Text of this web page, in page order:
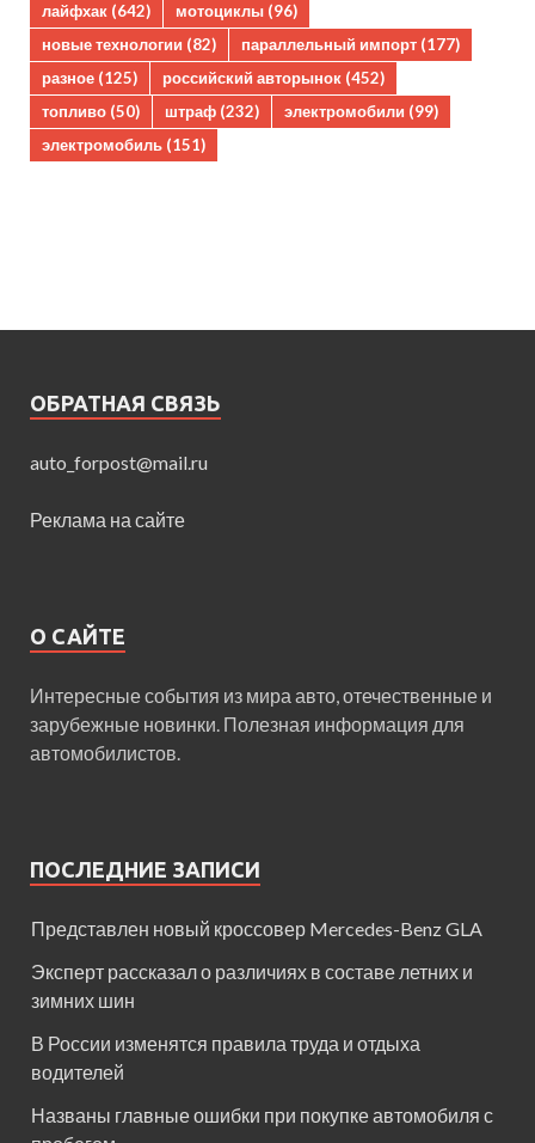
лайфхак (642) мотоциклы (96)
новые технологии (82) параллельный импорт (177)
разное (125) российский авторынок (452)
топливо (50) штраф (232) электромобили (99)
электромобиль (151)
ОБРАТНАЯ СВЯЗЬ
auto_forpost@mail.ru
Реклама на сайте
О САЙТЕ
Интересные события из мира авто, отечественные и
зарубежные новинки. Полезная информация для
автомобилистов.
ПОСЛЕДНИЕ ЗАПИСИ
Представлен новый кроссовер Mercedes-Benz GLA
Эксперт рассказал о различиях в составе летних и
зимних шин
В России изменятся правила труда и отдыха
водителей
Названы главные ошибки при покупке автомобиля с